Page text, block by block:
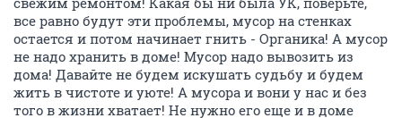
Поверьте мне и моему не радостному опыту с
мусоропроводом! Мы заплатили не малые деньги,
это не временное жилище, а для кого-то на многие
десятилетия! Давайте заранее, предвидим
очевидные для нашего общества вещи и
предотвратим их негативные последствия! На счет